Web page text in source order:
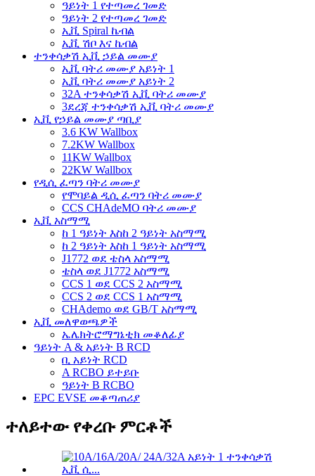
ዓይነት 1 የተጣመረ ገመድ
ዓይነት 2 የተጣመረ ገመድ
ኢቪ Spiral ኬብል
ኢቪ ሽቦ እና ኬብል
ተንቀሳቃሽ ኢቪ ኃይል መሙያ
ኢቪ ባትሪ መሙያ አይነት 1
ኢቪ ባትሪ መሙያ አይነት 2
32A ተንቀሳቃሽ ኢቪ ባትሪ መሙያ
3ደረጃ ተንቀሳቃሽ ኢቪ ባትሪ መሙያ
ኢቪ የኃይል መሙያ ጣቢያ
3.6 KW Wallbox
7.2KW Wallbox
11KW Wallbox
22KW Wallbox
የዲሲ ፈጣን ባትሪ መሙያ
የሞባይል ዲሲ ፈጣን ባትሪ መሙያ
CCS CHAdeMO ባትሪ መሙያ
ኢቪ አስማሚ
ከ 1 ዓይነት እስከ 2 ዓይነት አስማሚ
ከ 2 ዓይነት እስከ 1 ዓይነት አስማሚ
J1772 ወደ ቴስላ አስማሚ
ቴስላ ወደ J1772 አስማሚ
CCS 1 ወደ CCS 2 አስማሚ
CCS 2 ወደ CCS 1 አስማሚ
CHAdemo ወደ GB/T አስማሚ
ኢቪ መለዋወጫዎች
ኤሌክትሮማግኔቲክ መቆለፊያ
ዓይነት A & አይነት B RCD
ቢ አይነት RCD
A RCBO ይተይቡ
ዓይነት B RCBO
EPC EVSE መቆጣጠሪያ
ተለይተው የቀረቡ ምርቶች